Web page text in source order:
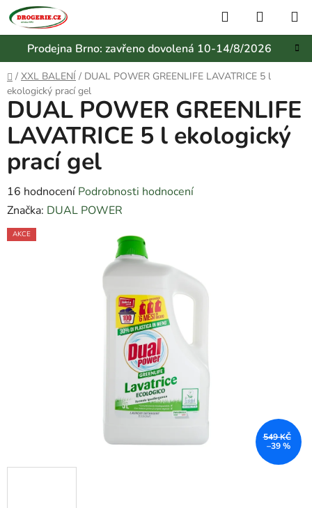
Přejít
na
obsah
Prodejna Brno: zavřeno dovolená 10-14/8/2026
Hledat
KOŠÍK
Domů
/ XXL BALENÍ / DUAL POWER GREENLIFE LAVATRICE 5 l
ekologický prací gel
DUAL POWER GREENLIFE
LAVATRICE 5 l ekologický
prací gel
Průměrné
hodnocení
produktu
16 hodnocení Podrobnosti hodnocení
Značka: DUAL POWER
AKCE
549 KČ
–39 %